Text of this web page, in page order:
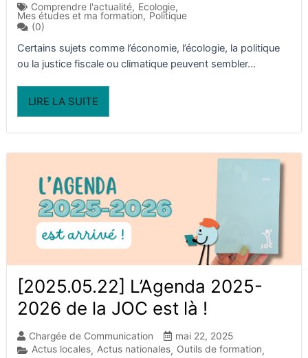
Comprendre l'actualité, Ecologie,
Mes études et ma formation, Politique
(0)
Certains sujets comme l’économie, l’écologie, la politique
ou la justice fiscale ou climatique peuvent sembler...
LIRE LA SUITE
[2025.05.22] L’Agenda 2025-
2026 de la JOC est là !
Chargée de Communication
mai 22, 2025
Actus locales, Actus nationales, Outils de formation,